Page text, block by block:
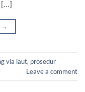
[…]
→
via laut, prosedur
Leave a comment